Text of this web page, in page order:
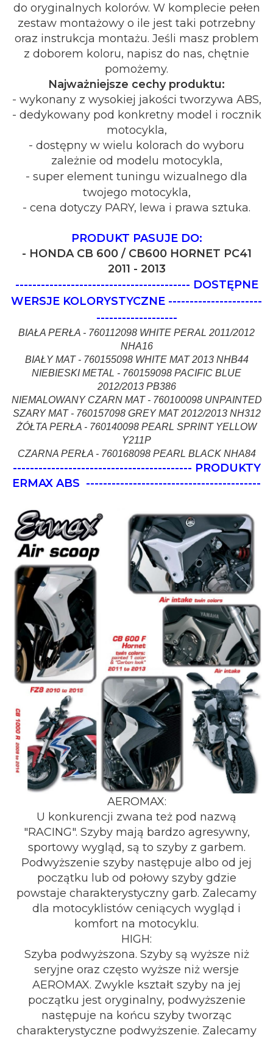
do oryginalnych kolorów. W komplecie pełen
zestaw montażowy o ile jest taki potrzebny
oraz instrukcja montażu. Jeśli masz problem
z doborem koloru, napisz do nas, chętnie
pomożemy.
Najważniejsze cechy produktu:
- wykonany z wysokiej jakości tworzywa ABS,
- dedykowany pod konkretny model i rocznik
motocykla,
- dostępny w wielu kolorach do wyboru
zależnie od modelu motocykla,
- super element tuningu wizualnego dla
twojego motocykla,
- cena dotyczy PARY, lewa i prawa sztuka.
PRODUKT PASUJE DO:
- HONDA CB 600 / CB600 HORNET PC41
2011 - 2013
----------------------------------------- DOSTĘPNE
WERSJE KOLORYSTYCZNE ----------------------
-------------------
BIAŁA PERŁA - 760112098 WHITE PERAL 2011/2012
NHA16
BIAŁY MAT - 760155098 WHITE MAT 2013 NHB44
NIEBIESKI METAL - 760159098 PACIFIC BLUE
2012/2013 PB386
NIEMALOWANY CZARN MAT - 760100098 UNPAINTED
SZARY MAT - 760157098 GREY MAT 2012/2013 NH312
ŻÓŁTA PERŁA - 760140098 PEARL SPRINT YELLOW
Y211P
CZARNA PERŁA - 760168098 PEARL BLACK NHA84
------------------------------------------ PRODUKTY
ERMAX ABS -----------------------------------------
AEROMAX:
U konkurencji zwana też pod nazwą
"RACING". Szyby mają bardzo agresywny,
sportowy wygląd, są to szyby z garbem.
Podwyższenie szyby następuje albo od jej
początku lub od połowy szyby gdzie
powstaje charakterystyczny garb. Zalecamy
dla motocyklistów ceniących wygląd i
komfort na motocyklu.
HIGH:
Szyba podwyższona. Szyby są wyższe niż
seryjne oraz często wyższe niż wersje
AEROMAX. Zwykle kształt szyby na jej
początku jest oryginalny, podwyższenie
następuje na końcu szyby tworząc
charakterystyczne podwyższenie. Zalecamy